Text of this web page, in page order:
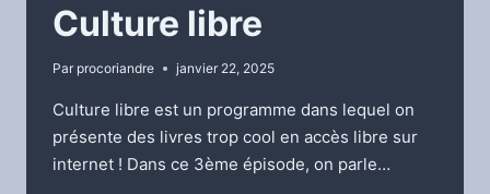
Culture libre
Par procoriandre janvier 22, 2025
Culture libre est un programme dans lequel on
présente des livres trop cool en accès libre sur
internet ! Dans ce 3ème épisode, on parle…